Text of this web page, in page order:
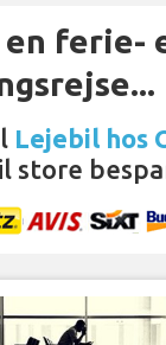
ferie-
Lejebil hos
store